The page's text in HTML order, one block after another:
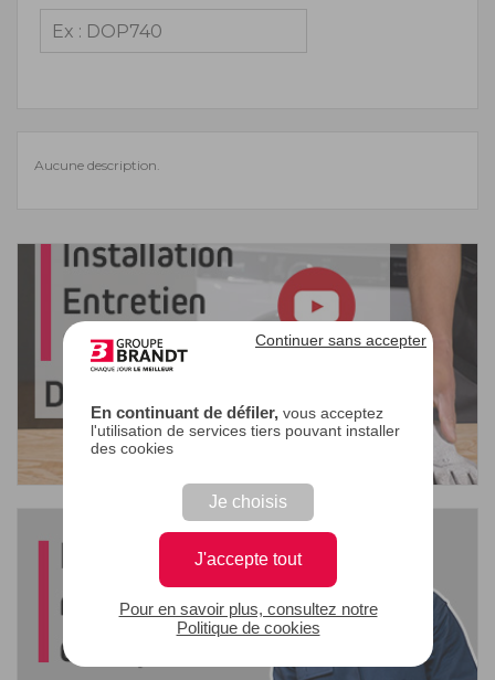
En continuant de défiler,vous acceptez
l'utilisation de services tiers pouvant installer
des cookies
Je choisis
J'accepte tout
Continuer sans accepter
Pour en savoir plus, consultez notre
Politique de cookies
Aucune description.